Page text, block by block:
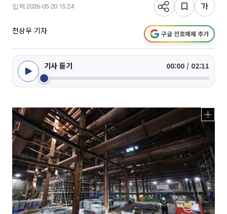
입력 2026-05-20 15:24
천상우 기자 구글 선호매체 추가
기사 듣기 00:00 / 02:11